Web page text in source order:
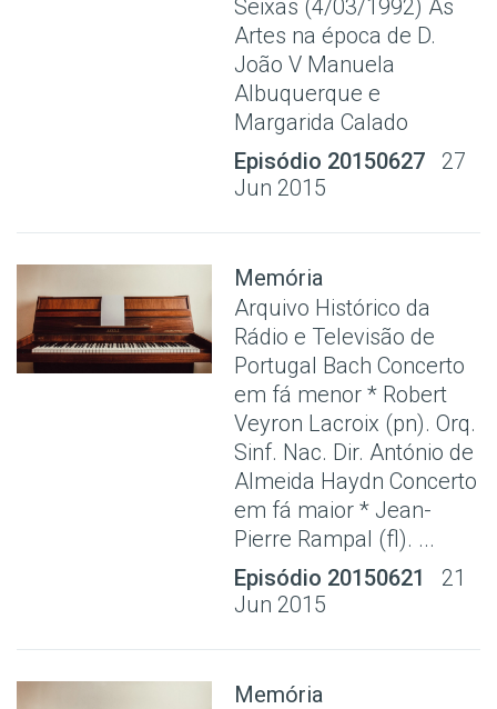
Seixas (4/03/1992) As
Artes na época de D.
João V Manuela
Albuquerque e
Margarida Calado
Episódio 20150627
27
Jun 2015
Memória
Arquivo Histórico da
Rádio e Televisão de
Portugal Bach Concerto
em fá menor * Robert
Veyron Lacroix (pn). Orq.
Sinf. Nac. Dir. António de
Almeida Haydn Concerto
em fá maior * Jean-
Pierre Rampal (fl). ...
Episódio 20150621
21
Jun 2015
Memória